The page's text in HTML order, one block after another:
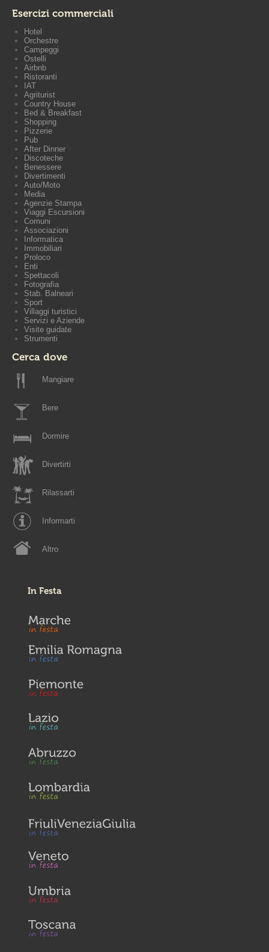
Esercizi commerciali
Hotel
Orchestre
Campeggi
Ostelli
Airbnb
Ristoranti
IAT
Agriturist
Country House
Bed & Breakfast
Shopping
Pizzerie
Pub
After Dinner
Discoteche
Benessere
Divertimenti
Auto/Moto
Media
Agenzie Stampa
Viaggi Escursioni
Comuni
Associazioni
Informatica
Immobiliari
Proloco
Enti
Spettacoli
Fotografia
Stab. Balneari
Sport
Villaggi turistici
Servizi e Aziende
Visite guidate
Strumenti
Cerca dove
Mangiare
Bere
Dormire
Divertirti
Rilassarti
Informarti
Altro
In Festa